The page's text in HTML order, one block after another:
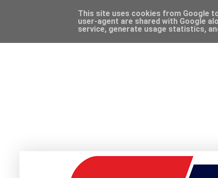
This site uses cookies from Google
user-agent are shared with Google
service, generate usage statistics,